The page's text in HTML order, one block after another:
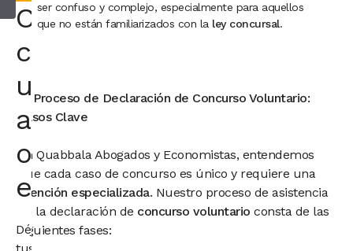
ser confuso y complejo, especialmente para aquellos
que no están familiarizados con la ley concursal.
El Proceso de Declaración de Concurso Voluntario:
Pasos Clave
En Quabbala Abogados y Economistas, entendemos
que cada caso de concurso es único y requiere una
atención especializada. Nuestro proceso de asistencia
en la declaración de concurso voluntario consta de las
siguientes fases:
Consultar
con
un
abogado
o
economista
Déjanos